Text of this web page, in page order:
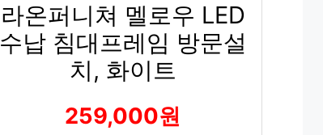
라온퍼니쳐 멜로우 LED
수납 침대프레임 방문설
치, 화이트
259,000원